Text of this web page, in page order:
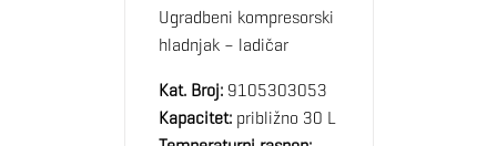
Ugradbeni kompresorski
hladnjak – ladičar
Kat. Broj:9105303053
Kapacitet:približno 30 L